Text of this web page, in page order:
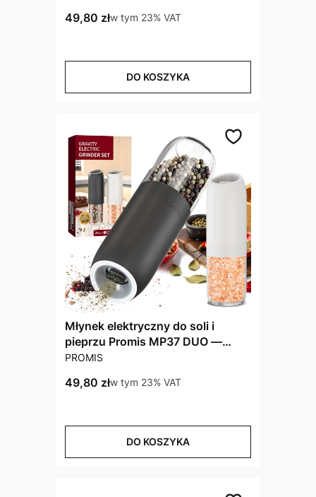
Cena brutto
49,80 złw tym %s VAT
w tym 23% VAT
DO KOSZYKA
Młynek elektryczny do soli i
pieprzu Promis MP37 DUO —
zestaw 2 szt.
PRODUCENT
PROMIS
Cena brutto
49,80 złw tym %s VAT
w tym 23% VAT
DO KOSZYKA